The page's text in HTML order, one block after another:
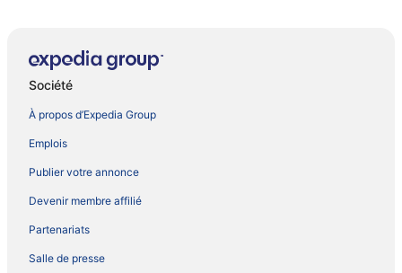
Société
À propos d’Expedia Group
Emplois
Publier votre annonce
Devenir membre affilié
Partenariats
Salle de presse